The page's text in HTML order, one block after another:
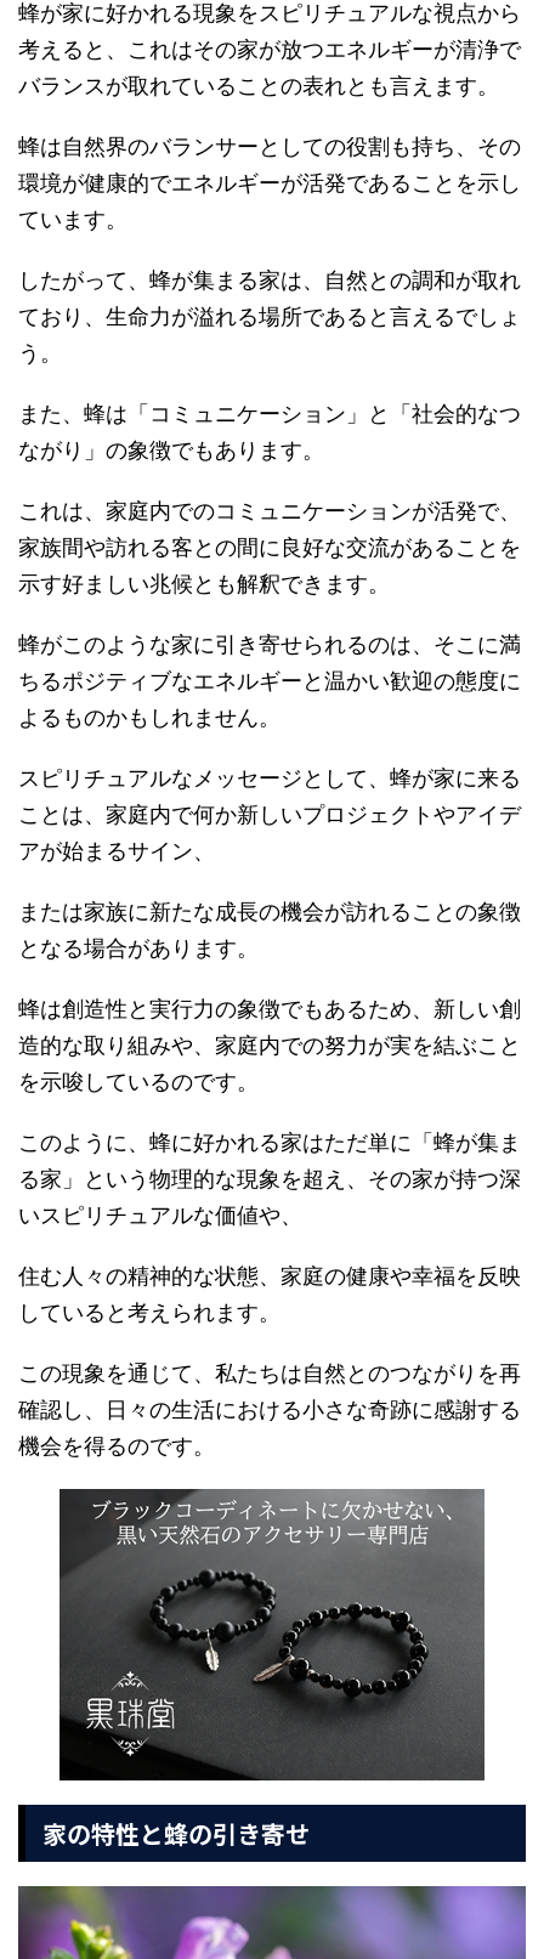
蜂が家に好かれる現象をスピリチュアルな視点から
考えると、これはその家が放つエネルギーが清浄で
バランスが取れていることの表れとも言えます。
蜂は自然界のバランサーとしての役割も持ち、その
環境が健康的でエネルギーが活発であることを示し
ています。
したがって、蜂が集まる家は、自然との調和が取れ
ており、生命力が溢れる場所であると言えるでしょ
う。
また、蜂は「コミュニケーション」と「社会的なつ
ながり」の象徴でもあります。
これは、家庭内でのコミュニケーションが活発で、
家族間や訪れる客との間に良好な交流があることを
示す好ましい兆候とも解釈できます。
蜂がこのような家に引き寄せられるのは、そこに満
ちるポジティブなエネルギーと温かい歓迎の態度に
よるものかもしれません。
スピリチュアルなメッセージとして、蜂が家に来る
ことは、家庭内で何か新しいプロジェクトやアイデ
アが始まるサイン、
または家族に新たな成長の機会が訪れることの象徴
となる場合があります。
蜂は創造性と実行力の象徴でもあるため、新しい創
造的な取り組みや、家庭内での努力が実を結ぶこと
を示唆しているのです。
このように、蜂に好かれる家はただ単に「蜂が集ま
る家」という物理的な現象を超え、その家が持つ深
いスピリチュアルな価値や、
住む人々の精神的な状態、家庭の健康や幸福を反映
していると考えられます。
この現象を通じて、私たちは自然とのつながりを再
確認し、日々の生活における小さな奇跡に感謝する
機会を得るのです。
家の特性と蜂の引き寄せ